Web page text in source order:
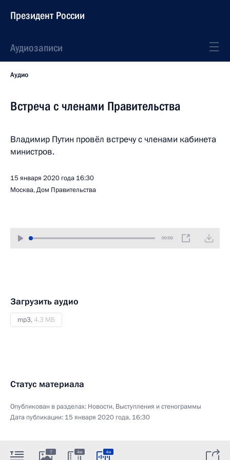
Президент России
Аудиозаписи
Аудио
Встреча с членами Правительства
Владимир Путин провёл встречу с членами кабинета
министров.
15 января 2020 года 16:30
Москва, Дом Правительства
00:00
Загрузить аудио
mp3,4.3 МБ
Статус материала
Опубликован в разделах: Новости, Выступления и стенограммы
Дата публикации: 15 января 2020 года, 16:30
7 4м 4м